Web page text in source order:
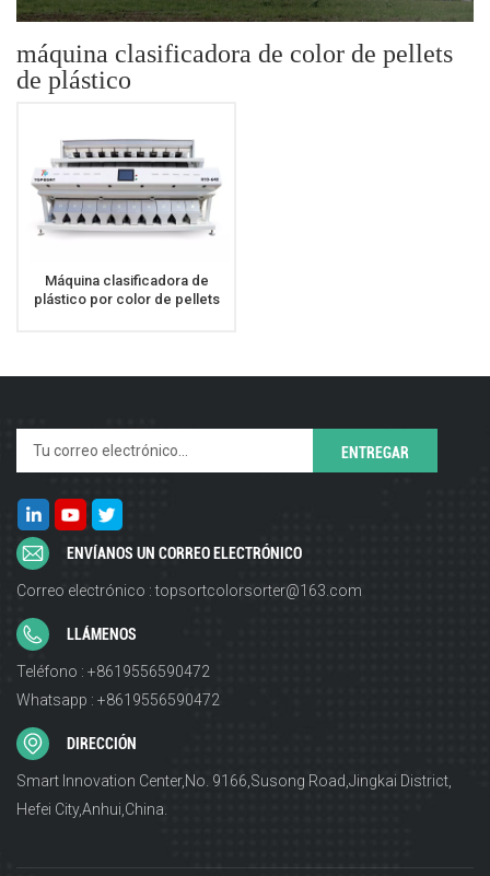
máquina clasificadora de color de pellets
de plástico
Máquina clasificadora de
plástico por color de pellets
ENVÍANOS UN CORREO ELECTRÓNICO
Correo electrónico : topsortcolorsorter@163.com
LLÁMENOS
Teléfono : +8619556590472
Whatsapp : +8619556590472
DIRECCIÓN
Smart Innovation Center,No. 9166,Susong Road,Jingkai District,
Hefei City,Anhui,China.